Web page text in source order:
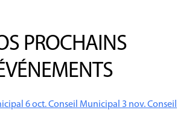
PROCHAINS
6oct.Conseil Municipal 3 nov.Conseil